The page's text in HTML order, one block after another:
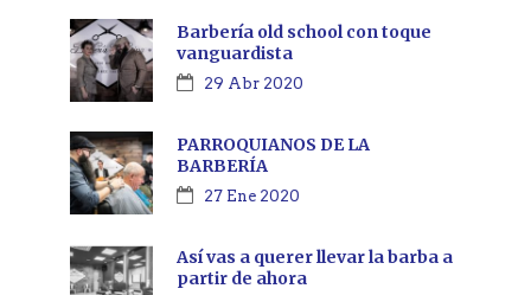
Barbería old school con toque
vanguardista
29 Abr 2020
PARROQUIANOS DE LA
BARBERÍA
27 Ene 2020
Así vas a querer llevar la barba a
partir de ahora